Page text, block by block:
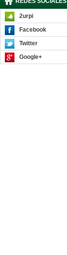
2urpi
Facebook
Twitter
Google+